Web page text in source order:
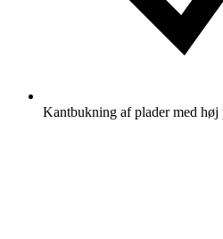
Kantbukning af plader med